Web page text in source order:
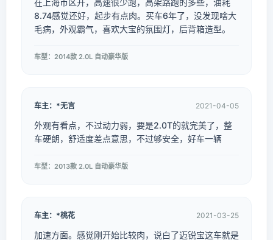
在上海市区开，高速很少跑，高架路跑的多些，油耗
8.74感觉还好，起步有点肉。买车6年了，没发现啥大
毛病，外观霸气，喜欢大宝的氛围灯，后背箱造型。
车型：2014款 2.0L 自动豪华版
车主：*无言 2021-04-05
外观有看点，不过动力弱，要是2.0T的就完美了，整
车硬朗，舒适度差点意思，不过够安全，好车一辆
车型：2013款 2.0L 自动豪华版
车主：*桃花 2021-03-25
加速方面。感觉刚开始比较肉，说白了迈锐宝这车就是